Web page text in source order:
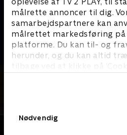
målrette annoncer til dig.
samarbejdspartnere kan
målrettet markedsføring på
platforme. Du kan til- og
herunder, og du kan altid
tilbage ved at klikke på
Nødvendig
Forræder
Reality • 4 sæsoner